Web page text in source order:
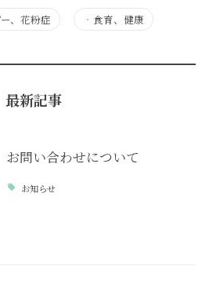
、花粉症 ・ 食育、健康
最新記事
お問い合わせについて
お知らせ